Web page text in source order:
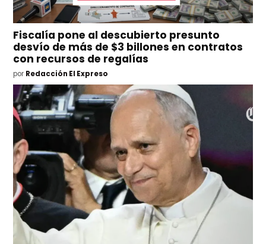
Fiscalía pone al descubierto presunto
desvío de más de $3 billones en contratos
con recursos de regalías
por Redacción El Expreso